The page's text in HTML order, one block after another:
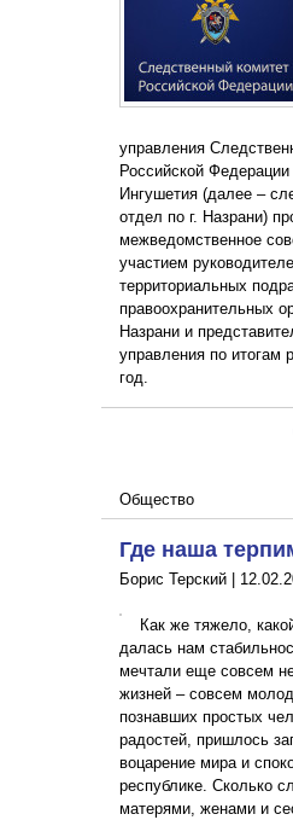
управления
Российской
Ингушетия (далее –
отдел по г. Назрани)
межведомственное
участием
территориальных
правоохранительных
Назрани и
управления по итогам
год.
Общество
Где наша
Борис Терский |
Как же тяжело,
далась нам
мечтали еще совсем
жизней – совсем
познавших простых
радостей, пришлось
воцарение мира и
республике. Сколько
матерями, женами и